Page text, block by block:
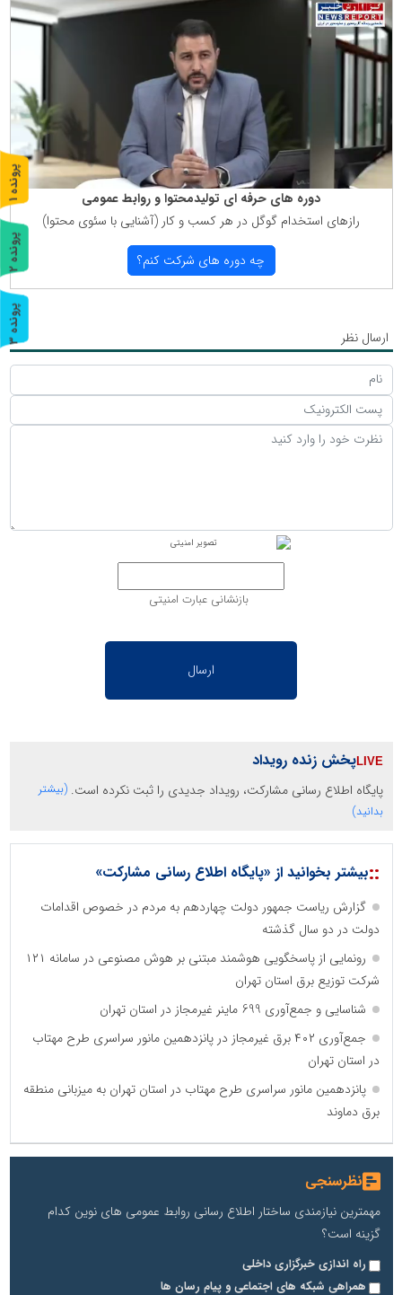
دوره های حرفه ای تولیدمحتوا و روابط عمومی
رازهای استخدام گوگل در هر كسب و كار (آشنایی با سئوی محتوا)
چه دوره های شركت كنم؟
ارسال نظر
بازنشانی عبارت امنیتی
پخش زنده رویداد
پایگاه اطلاع رسانی مشارکت، رویداد جدیدی را ثبت نکرده است. (بیشتر
بدانید)
::بیشتر بخوانید از «پایگاه اطلاع رسانی مشارکت»
گزارش ریاست جمهور دولت چهاردهم به مردم در خصوص اقدامات
دولت در دو سال گذشته
رونمایی از پاسخگویی هوشمند مبتنی بر هوش مصنوعی در سامانه ۱۲۱
شرکت توزیع برق استان تهران
شناسایی و جمع‌آوری 699 ماینر غیرمجاز در استان تهران
جمع‌آوری ۴۰۲ برق غیرمجاز در پانزدهمین مانور سراسری طرح مهتاب
در استان تهران
پانزدهمین مانور سراسری طرح مهتاب در استان تهران به میزبانی منطقه
برق دماوند
نظرسنجی
مهمترین نیازمندی ساختار اطلاع رسانی روابط عمومی های نوین کدام
گزینه است؟
راه اندازی خبرگزاری داخلی
همراهی شبکه های اجتماعی و پیام رسان ها
پ
ر
و
ن
د
ه
1
پ
ر
و
ن
د
ه
2
پ
ر
و
ن
د
ه
3